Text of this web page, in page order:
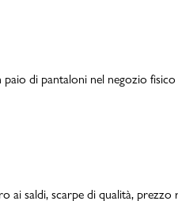
paio di pantaloni nel negozio
ai saldi, scarpe di qualità, prezzo